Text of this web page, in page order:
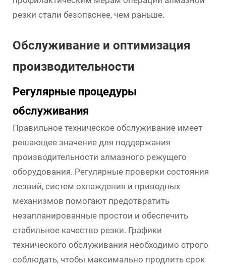
резки стали безопаснее, чем раньше.
Обслуживание и оптимизация
производительности
Регулярные процедуры
обслуживания
Правильное техническое обслуживание имеет
решающее значение для поддержания
производительности алмазного режущего
оборудования. Регулярные проверки состояния
лезвий, систем охлаждения и приводных
механизмов помогают предотвратить
незапланированные простои и обеспечить
стабильное качество резки. Графики
технического обслуживания необходимо строго
соблюдать, чтобы максимально продлить срок